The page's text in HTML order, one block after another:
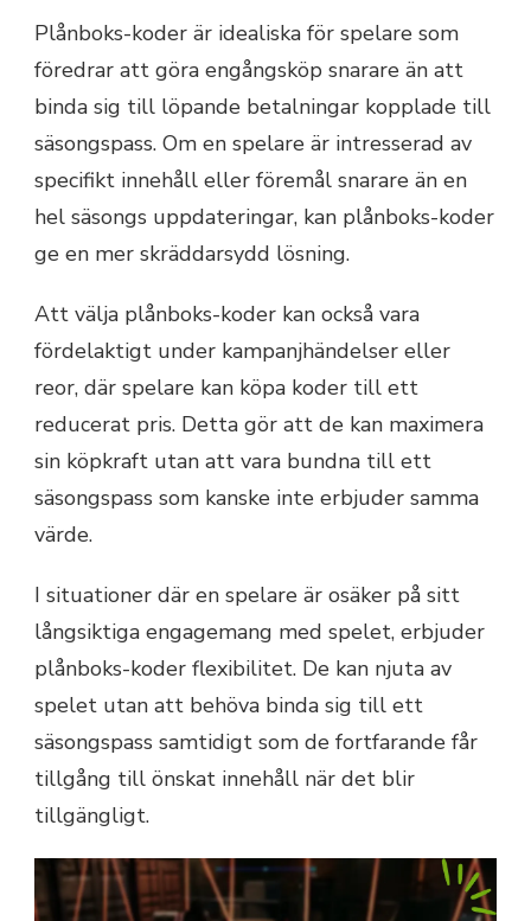
Plånboks-koder är idealiska för spelare som
föredrar att göra engångsköp snarare än att
binda sig till löpande betalningar kopplade till
säsongspass. Om en spelare är intresserad av
specifikt innehåll eller föremål snarare än en
hel säsongs uppdateringar, kan plånboks-koder
ge en mer skräddarsydd lösning.
Att välja plånboks-koder kan också vara
fördelaktigt under kampanjhändelser eller
reor, där spelare kan köpa koder till ett
reducerat pris. Detta gör att de kan maximera
sin köpkraft utan att vara bundna till ett
säsongspass som kanske inte erbjuder samma
värde.
I situationer där en spelare är osäker på sitt
långsiktiga engagemang med spelet, erbjuder
plånboks-koder flexibilitet. De kan njuta av
spelet utan att behöva binda sig till ett
säsongspass samtidigt som de fortfarande får
tillgång till önskat innehåll när det blir
tillgängligt.